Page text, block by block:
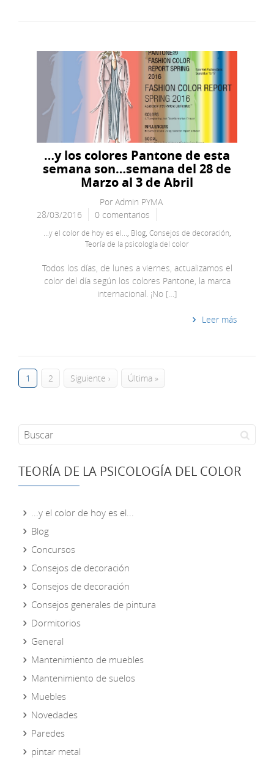
…y los colores Pantone de esta
semana son…semana del 28 de
Marzo al 3 de Abril
Por Admin PYMA
28/03/2016
0 comentarios
...y el color de hoy es el... Blog, Consejos de decoración
Teoría de la psicología del color
Todos los días, de lunes a viernes, actualizamos el
color del día según los colores Pantone, la marca
internacional. ¡No […]
Leer más
1 2 Siguiente › Última »
TEORÍA DE LA PSICOLOGÍA DEL COLOR
...y el color de hoy es el...
Blog
Concursos
Consejos de decoración
Consejos de decoración
Consejos generales de pintura
Dormitorios
General
Mantenimiento de muebles
Mantenimiento de suelos
Muebles
Novedades
Paredes
pintar metal